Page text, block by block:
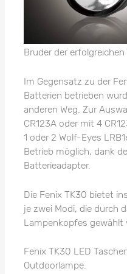
Bruder der erfolgreichen
Im Gegensatz zu der
Batterien betrieben
anderen Weg. Zur
CR123A oder mit 4
1 oder 2 Wolf-Eyes
Betrieb möglich, dank
Batterieadapter.
Die Fenix TK30 bietet
je zwei Modi, die durch
Lampenkopfes gewählt
Fenix TK30 LED
Outdoorlampe.